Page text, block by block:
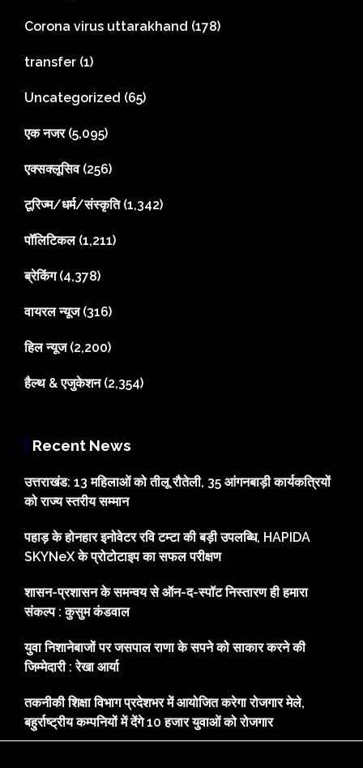
Corona virus uttarakhand (178)
transfer (1)
Uncategorized (65)
एक नजर(5,095)
एक्सक्लूसिव(256)
टूरिज्म/धर्म/संस्कृति(1,342)
पॉलिटिकल(1,211)
ब्रेकिंग(4,378)
वायरल न्यूज(316)
हिल न्यूज(2,200)
हैल्थ & एजुकेशन(2,354)
Recent News
उत्तराखंड: 13 महिलाओं को तीलू रौतेली, 35 आंगनबाड़ी कार्यकत्रियों
को राज्य स्तरीय सम्मान
पहाड़ के होनहार इनोवेटर रवि टम्टा की बड़ी उपलब्धि, HAPIDA
SKYNeX के प्रोटोटाइप का सफल परीक्षण
शासन-प्रशासन के समन्वय से ऑन-द-स्पॉट निस्तारण ही हमारा
संकल्प : कुसुम कंडवाल
युवा निशानेबाजों पर जसपाल राणा के सपने को साकार करने की
जिम्मेदारी : रेखा आर्या
तकनीकी शिक्षा विभाग प्रदेशभर में आयोजित करेगा रोजगार मेले,
बहुर्राष्ट्रीय कम्पनियों में देंगे 10 हजार युवाओं को रोजगार